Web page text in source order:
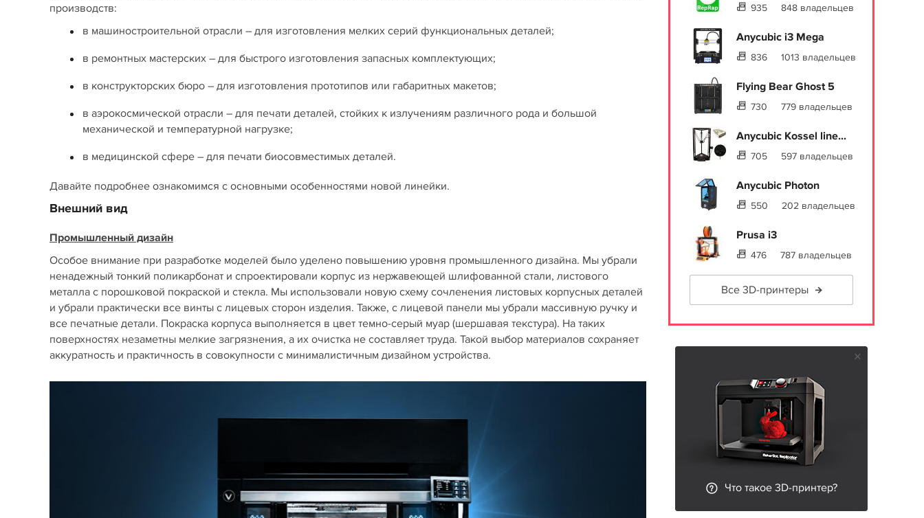
производств:
в машиностроительной отрасли – для изготовления мелких серий функциональных деталей;
в ремонтных мастерских – для быстрого изготовления запасных комплектующих;
в конструкторских бюро – для изготовления прототипов или габаритных макетов;
в аэрокосмической отрасли – для печати деталей, стойких к излучениям различного рода и большой
механической и температурной нагрузке;
в медицинской сфере – для печати биосовместимых деталей.
Давайте подробнее ознакомимся с основными особенностями новой линейки.
Внешний вид
Промышленный дизайн
Особое внимание при разработке моделей было уделено повышению уровня промышленного дизайна. Мы убрали
ненадежный тонкий поликарбонат и спроектировали корпус из нержавеющей шлифованной стали, листового
металла с порошковой покраской и стекла. Мы использовали новую схему сочленения листовых корпусных деталей
и убрали практически все винты с лицевых сторон изделия. Также, с лицевой панели мы убрали массивную ручку и
все печатные детали. Покраска корпуса выполняется в цвет темно-серый муар (шершавая текстура). На таких
поверхностях незаметны мелкие загрязнения, а их очистка не составляет труда. Такой выбор материалов сохраняет
аккуратность и практичность в совокупности с минималистичным дизайном устройства.
935 848 владельцев
Anycubic i3 Mega
836 1013 владельцев
Flying Bear Ghost 5
730 779 владельцев
Anycubic Kossel line...
705 597 владельцев
Anycubic Photon
550 202 владельцев
Prusa i3
476 787 владельцев
Все 3D-принтеры
Что такое 3D-принтер?